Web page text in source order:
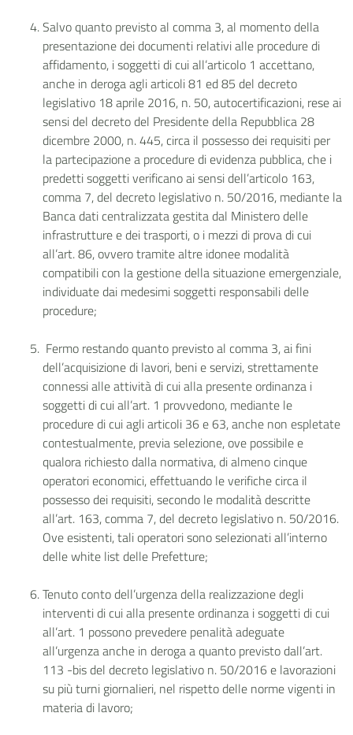
Salvo quanto previsto al comma 3, al momento della
presentazione dei documenti relativi alle procedure di
affidamento, i soggetti di cui all’articolo 1 accettano,
anche in deroga agli articoli 81 ed 85 del decreto
legislativo 18 aprile 2016, n. 50, autocertificazioni, rese ai
sensi del decreto del Presidente della Repubblica 28
dicembre 2000, n. 445, circa il possesso dei requisiti per
la partecipazione a procedure di evidenza pubblica, che i
predetti soggetti verificano ai sensi dell’articolo 163,
comma 7, del decreto legislativo n. 50/2016, mediante la
Banca dati centralizzata gestita dal Ministero delle
infrastrutture e dei trasporti, o i mezzi di prova di cui
all’art. 86, ovvero tramite altre idonee modalità
compatibili con la gestione della situazione emergenziale,
individuate dai medesimi soggetti responsabili delle
procedure;
Fermo restando quanto previsto al comma 3, ai fini
dell’acquisizione di lavori, beni e servizi, strettamente
connessi alle attività di cui alla presente ordinanza i
soggetti di cui all’art. 1 provvedono, mediante le
procedure di cui agli articoli 36 e 63, anche non espletate
contestualmente, previa selezione, ove possibile e
qualora richiesto dalla normativa, di almeno cinque
operatori economici, effettuando le verifiche circa il
possesso dei requisiti, secondo le modalità descritte
all’art. 163, comma 7, del decreto legislativo n. 50/2016.
Ove esistenti, tali operatori sono selezionati all’interno
delle white list delle Prefetture;
Tenuto conto dell’urgenza della realizzazione degli
interventi di cui alla presente ordinanza i soggetti di cui
all’art. 1 possono prevedere penalità adeguate
all’urgenza anche in deroga a quanto previsto dall’art.
113 -bis del decreto legislativo n. 50/2016 e lavorazioni
su più turni giornalieri, nel rispetto delle norme vigenti in
materia di lavoro;